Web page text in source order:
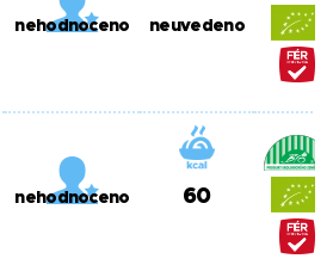
nehodnoceno neuvedeno
nehodnoceno 60